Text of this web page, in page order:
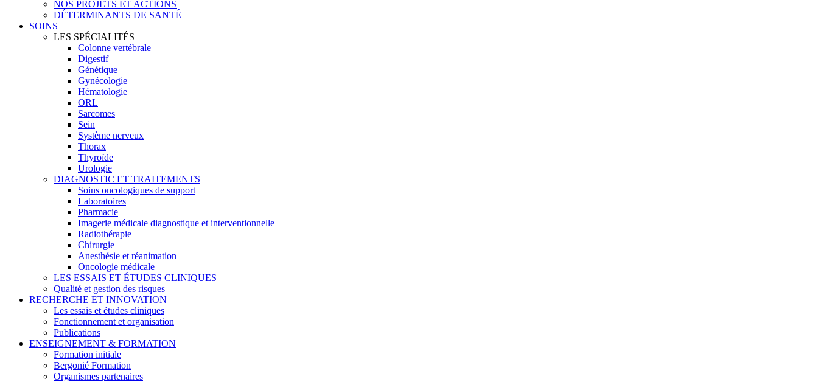
NOS PROJETS ET ACTIONS
DÉTERMINANTS DE SANTÉ
SOINS
LES SPÉCIALITÉS
Colonne vertébrale
Digestif
Génétique
Gynécologie
Hématologie
ORL
Sarcomes
Sein
Système nerveux
Thorax
Thyroïde
Urologie
DIAGNOSTIC ET TRAITEMENTS
Soins oncologiques de support
Laboratoires
Pharmacie
Imagerie médicale diagnostique et interventionnelle
Radiothérapie
Chirurgie
Anesthésie et réanimation
Oncologie médicale
LES ESSAIS ET ÉTUDES CLINIQUES
Qualité et gestion des risques
RECHERCHE ET INNOVATION
Les essais et études cliniques
Fonctionnement et organisation
Publications
ENSEIGNEMENT & FORMATION
Formation initiale
Bergonié Formation
Organismes partenaires